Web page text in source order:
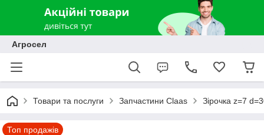
Агросел
Товари та послуги Запчастини Claas Зірочка z=7
Топ продажів